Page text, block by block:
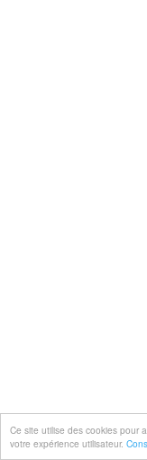
Ce site utilise des cookies pour
votre expérience utilisateur.